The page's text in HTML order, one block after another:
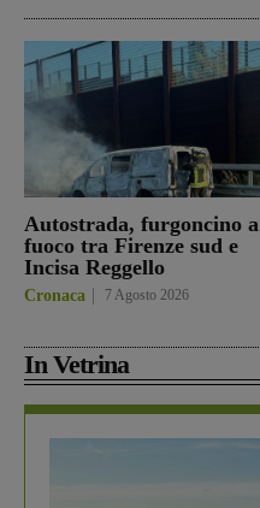
Autostrada, furgoncino a
fuoco tra Firenze sud e
Incisa Reggello
Cronaca 7 Agosto 2026
In Vetrina